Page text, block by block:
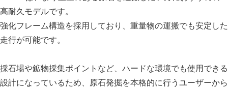
高耐久モデルです。
強化フレーム構造を採用しており、重量物の運搬でも安定した
走行が可能です。
採石場や鉱物採集ポイントなど、ハードな環境でも使用できる
設計になっているため、原石発掘を本格的に行うユーザーから